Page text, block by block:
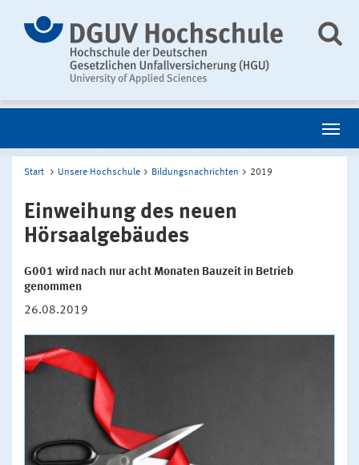
Start Unsere Hochschule Bildungsnachrichten 2019
Einweihung des neuen
Hörsaalgebäudes
G001 wird nach nur acht Monaten Bauzeit in Betrieb
genommen
26.08.2019